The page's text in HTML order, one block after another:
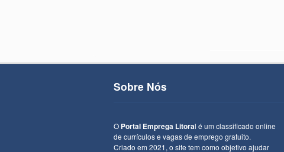
Sobre Nós
O Portal Emprega Litoral é um classificado online
de currículos e vagas de emprego gratuito.
Criado em 2021, o site tem como objetivo ajudar